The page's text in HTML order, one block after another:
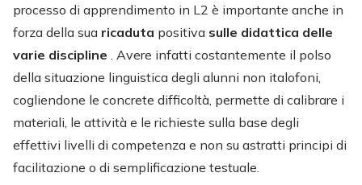
processo di apprendimento in L2 è importante anche in
forza della sua ricaduta positiva sulle didattica delle
varie discipline
. Avere infatti costantemente il polso
della situazione linguistica degli alunni non italofoni,
cogliendone le concrete difficoltà, permette di calibrare i
materiali, le attività e le richieste sulla base degli
effettivi livelli di competenza e non su astratti principi di
facilitazione o di semplificazione testuale.